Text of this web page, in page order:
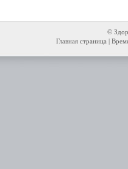
©
Главная страница|